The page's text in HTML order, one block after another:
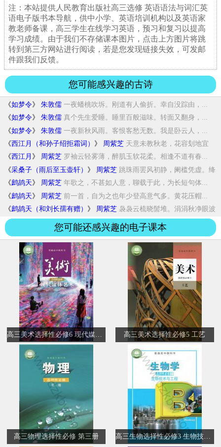
注：本站提供人民教育出版社高三选修 英语语法与词汇英
语电子版书本导航，供中小学、英语培训机构以及英语家
教老师备课，高三学生在线学习英语，预习和复习以提高
学习成绩。由于我们不存储课本图片，点击上方图片将跳
转到第三方网站进行阅读，若是您发现链接失效，可发邮
件跟我们反馈。
您可能感兴趣的古诗
《如梦令》 朱敦儒 一夜蟠桃吹坼。刚道有人偷折。幸自没踪由，...
《如梦令》 朱敦儒 真个先生爱睡。睡里百般滋味。转面又翻身，...
《如梦令》 朱敦儒 一夜新秋风雨。客恨客愁无数。我是卧云人，...
《西江月（和孙子绍拒霜词） 》 周紫芝 天意未教秋老，花容刬地宜
霜。酒肌红软玉肌...
《西江月 》 周紫芝 罗袖云轻雾薄，醉肌玉软花柔。相逢不道有春...
《采桑子（雨后至玉壶轩） 》 周紫芝 跳珠雨罢风初静，阑槛凭虚。绛
阙清都。只在...
《鹧鸪天》 周紫芝 年歌之，不甚如人意，聊载于此，为长短句体...
《鹧鸪天》 周紫芝 前一首，自为之也年少登高意气多。黄花压帽...
《鹧鸪天（和刘长孺有赠） 》 周紫芝 袅袅云梳晓髻堆。涓涓秋净眼波
回。旧家十二...
您可能还感兴趣的电子课本
高三美术选择性必修5 工艺
高三物理选择性必修 第三册 高三生物选择性必修3 生物技术与工程